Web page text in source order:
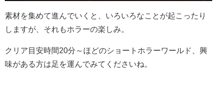
素材を集めて進んでいくと、いろいろなことが起こったり
しますが、それもホラーの楽しみ。
クリア目安時間20分～ほどのショートホラーワールド、興
味がある方は足を運んでみてくださいね。